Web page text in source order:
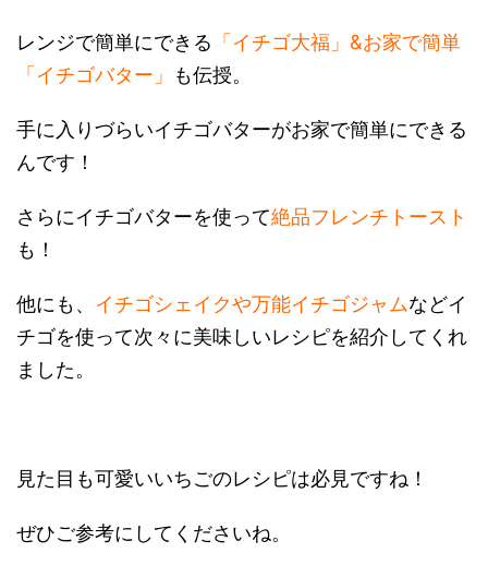
レンジで簡単にできる 「イチゴ大福」&お家で簡単
「イチゴバター」
も伝授。
手に入りづらいイチゴバターがお家で簡単にできる
んです！
さらにイチゴバターを使って絶品フレンチトースト
も！
他にも、 イチゴシェイクや万能イチゴジャムなどイ
チゴを使って次々に美味しいレシピを紹介してくれ
ました。
見た目も可愛いいちごのレシピは必見ですね！
ぜひご参考にしてくださいね。